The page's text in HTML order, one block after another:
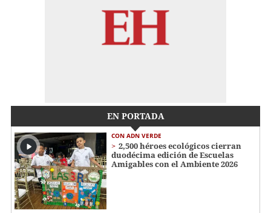
EN PORTADA
CON ADN VERDE
2,500 héroes ecológicos cierran
duodécima edición de Escuelas
Amigables con el Ambiente 2026